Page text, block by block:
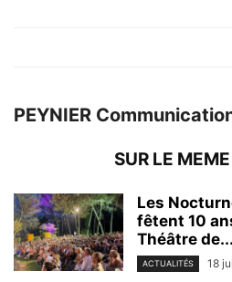
PEYNIER
SUR LE
Les
fêtent 10
Théâtre de...
ACTUALITÉS 18